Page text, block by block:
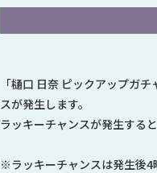
「樋口 日奈 ピックアップガ
スが発生します。
ラッキーチャンスが発生すると
※ラッキーチャンスは発生後4